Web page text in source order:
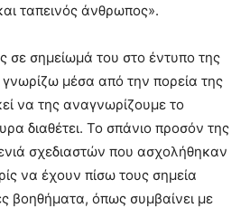
ταπεινός άνθρωπος».
σε σημείωμά του στο έντυπο της
μέσα από την πορεία της
να της αναγνωρίζουμε το
διαθέτει. Το σπάνιο προσόν της
σχεδιαστών που ασχολήθηκαν
να έχουν πίσω τους σημεία
βοηθήματα, όπως συμβαίνει με